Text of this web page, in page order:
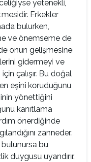
yetenekli,
Erkekler
bulurken,
ve önemseme de
onun gelişmesine
gidermeyi ve
çalışır. Bu doğal
eşini koruduğunu
yönettiğini
kanıtlama
önerdiğinde
zanneder.
bulunursa bu
duygusu uyandırır.